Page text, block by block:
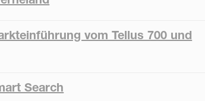
vom Tellus 700 und
Search